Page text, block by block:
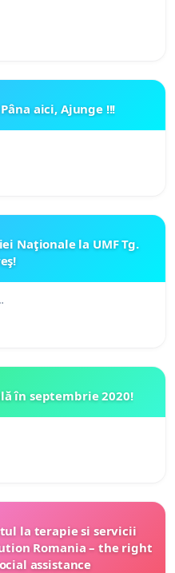
aici, Ajunge !!!
Naţionale la UMF Tg.
în septembrie 2020!
la terapie si servicii
Romania – the right
assistance